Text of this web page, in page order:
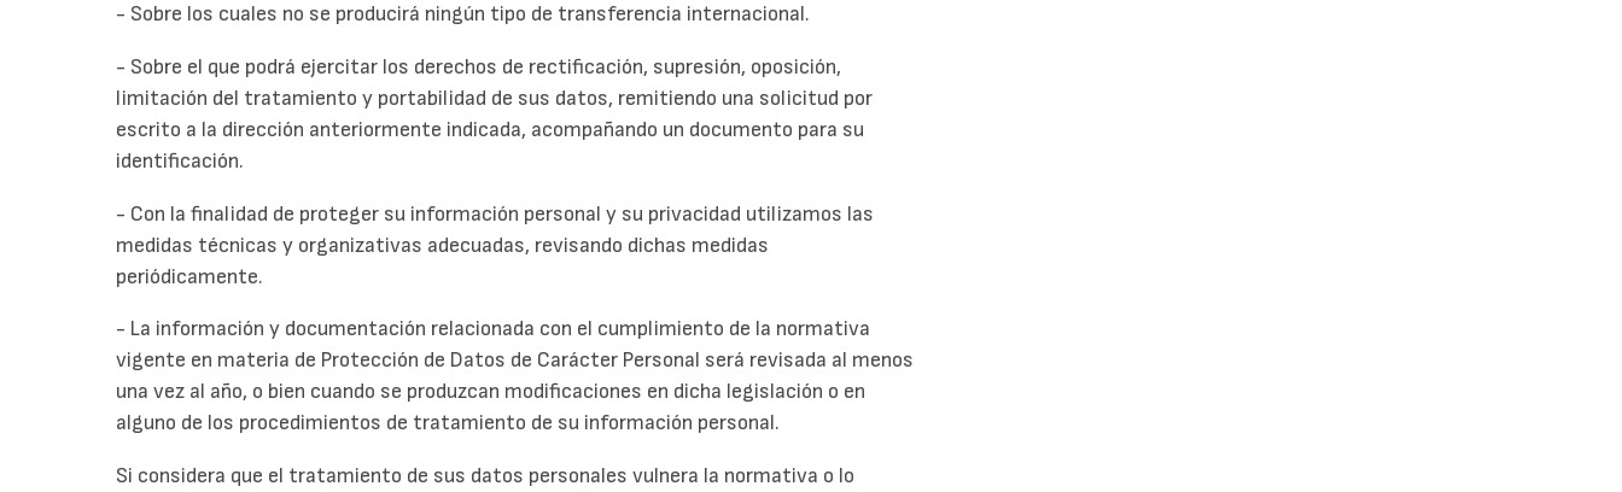
- Sobre los cuales no se producirá ningún tipo de transferencia internacional.
- Sobre el que podrá ejercitar los derechos de rectificación, supresión, oposición,
limitación del tratamiento y portabilidad de sus datos, remitiendo una solicitud por
escrito a la dirección anteriormente indicada, acompañando un documento para su
identificación.
- Con la finalidad de proteger su información personal y su privacidad utilizamos las
medidas técnicas y organizativas adecuadas, revisando dichas medidas
periódicamente.
- La información y documentación relacionada con el cumplimiento de la normativa
vigente en materia de Protección de Datos de Carácter Personal será revisada al menos
una vez al año, o bien cuando se produzcan modificaciones en dicha legislación o en
alguno de los procedimientos de tratamiento de su información personal.
Si considera que el tratamiento de sus datos personales vulnera la normativa o lo